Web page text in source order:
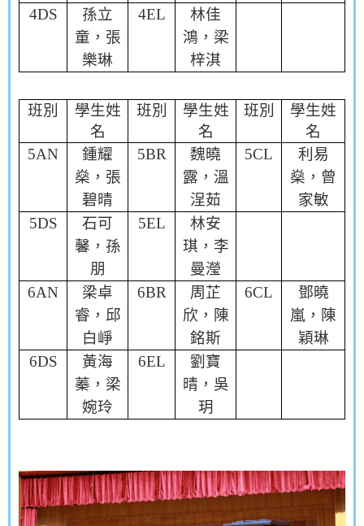
4DS
孫立
童，張
樂琳
4EL
林佳
鴻，梁
梓淇
班別
學生姓
名
班別
學生姓
名
班別
學生姓
名
5AN
鍾耀
燊，張
碧晴
5BR
魏曉
露，溫
浧茹
5CL
利易
燊，曾
家敏
5DS
石可
馨，孫
朋
5EL
林安
琪，李
曼瀅
6AN
梁卓
睿，邱
白崢
6BR
周芷
欣，陳
銘斯
6CL
鄧曉
嵐，陳
穎琳
6DS
黃海
蓁，梁
婉玲
6EL
劉寶
晴，吳
玥